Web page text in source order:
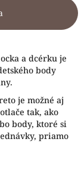
a dcérku je
body
je možné aj
tak, ako
body, ktoré si
priamo